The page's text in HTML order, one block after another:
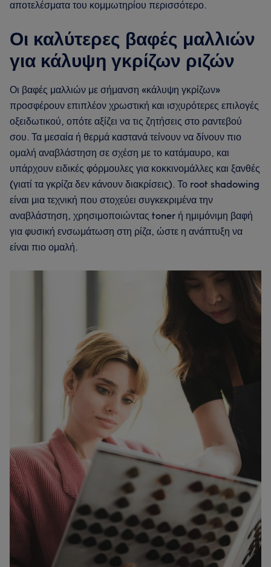
αποτελέσματα του κομμωτηρίου περισσότερο.
Οι καλύτερες βαφές μαλλιών
για κάλυψη γκρίζων ριζών
Οι βαφές μαλλιών με σήμανση «κάλυψη γκρίζων»
προσφέρουν επιπλέον χρωστική και ισχυρότερες επιλογές
οξειδωτικού, οπότε αξίζει να τις ζητήσεις στο ραντεβού
σου. Τα μεσαία ή θερμά καστανά τείνουν να δίνουν πιο
ομαλή αναβλάστηση σε σχέση με το κατάμαυρο, και
υπάρχουν ειδικές φόρμουλες για κοκκινομάλλες και ξανθές
(γιατί τα γκρίζα δεν κάνουν διακρίσεις). Το root shadowing
είναι μια τεχνική που στοχεύει συγκεκριμένα την
αναβλάστηση, χρησιμοποιώντας toner ή ημιμόνιμη βαφή
για φυσική ενσωμάτωση στη ρίζα, ώστε η ανάπτυξη να
είναι πιο ομαλή.